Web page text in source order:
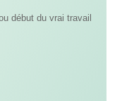
début du vrai travail